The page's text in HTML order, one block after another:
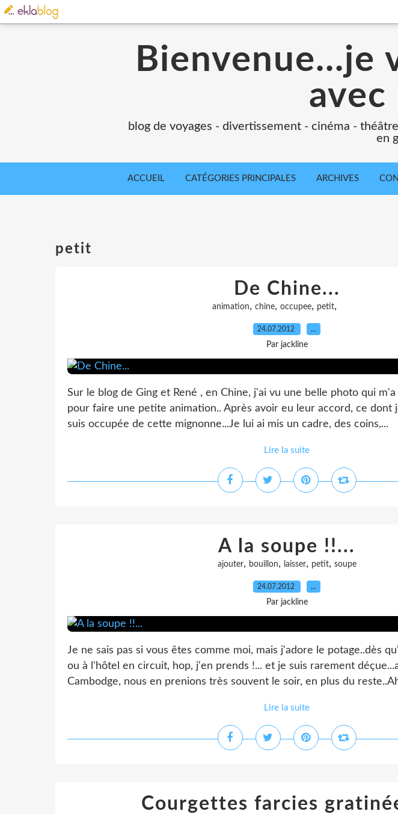
Bienvenue...je
avec
blog de voyages - divertissement - cinéma -
en
ACCUEIL CATÉGORIES PRINCIPALES ARCHIVES
petit
De Chine...
animation, chine, occupee, petit,
24.07.2012 …
Par jackline
Sur le blog de Ging et René , en Chine, j'ai vu une belle photo qui
pour faire une petite animation.. Après avoir eu leur accord, ce dont
suis occupée de cette mignonne...Je lui ai mis un cadre, des coins,...
Lire la suite
A la soupe !!...
ajouter, bouillon, laisser, petit, soupe
24.07.2012 …
Par jackline
Je ne sais pas si vous êtes comme moi, mais j'adore le potage..dès
ou à l'hôtel en circuit, hop, j'en prends !... et je suis rarement
Cambodge, nous en prenions très souvent le soir, en plus du
Lire la suite
Courgettes farcies